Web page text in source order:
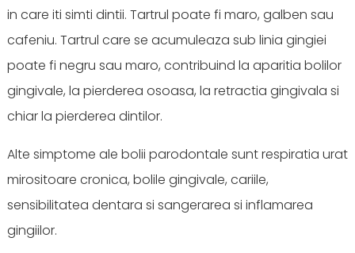
in care iti simti dintii. Tartrul poate fi maro, galben sau
cafeniu. Tartrul care se acumuleaza sub linia gingiei
poate fi negru sau maro, contribuind la aparitia bolilor
gingivale, la pierderea osoasa, la retractia gingivala si
chiar la pierderea dintilor.
Alte simptome ale bolii parodontale sunt respiratia urat
mirositoare cronica, bolile gingivale, cariile,
sensibilitatea dentara si sangerarea si inflamarea
gingiilor.